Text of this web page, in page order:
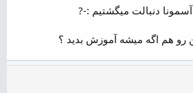
دنبالت میگشتیم :-?
رو هم اگه میشه آموزش بدید ؟